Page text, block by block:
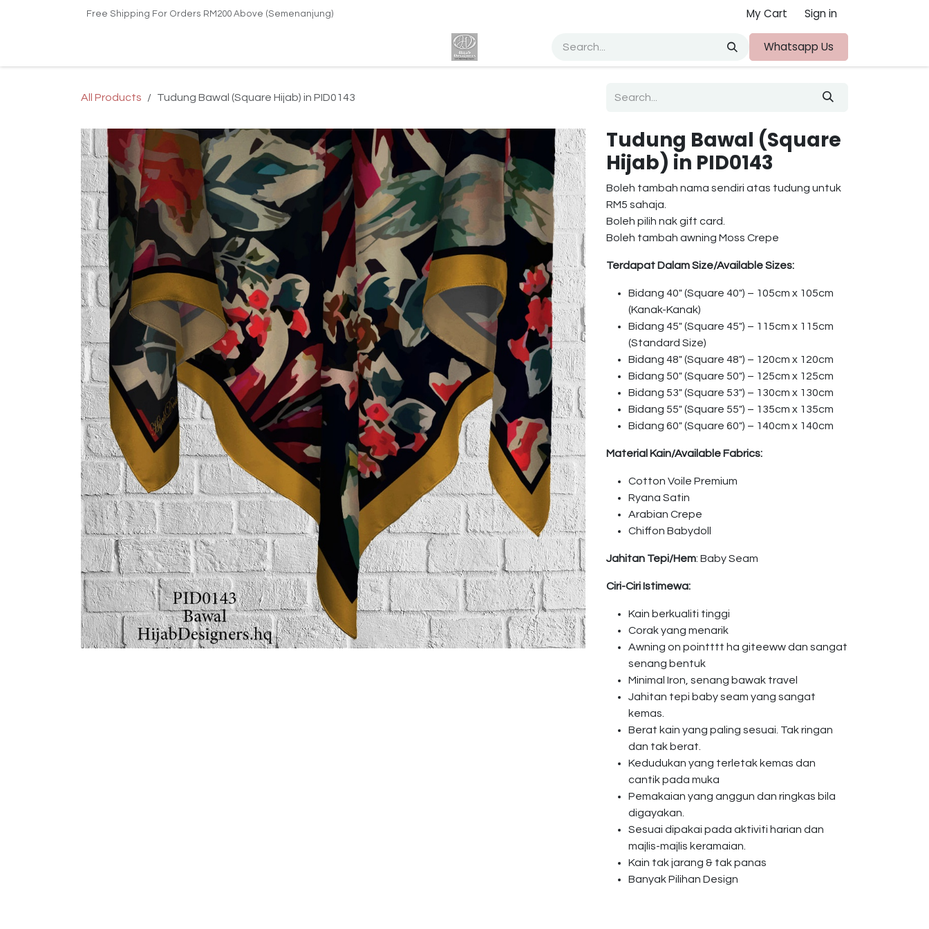
Free Shipping For Orders RM200 Above (Semenanjung) My Cart Sign in
Percuma Website Blog About Us Whatsapp Us
All Products Tudung Bawal (Square Hijab) in PID0143
Tudung Bawal (Square
Hijab) in PID0143
Boleh tambah nama sendiri atas tudung untuk
RM5 sahaja.
Boleh pilih nak gift card.
Boleh tambah awning Moss Crepe
Terdapat Dalam Size/Available Sizes:
Bidang 40″ (Square 40″) – 105cm x 105cm
(Kanak-Kanak)
Bidang 45″ (Square 45″) – 115cm x 115cm
(Standard Size)
Bidang 48″ (Square 48″) – 120cm x 120cm
Bidang 50″ (Square 50″) – 125cm x 125cm
Bidang 53″ (Square 53″) – 130cm x 130cm
Bidang 55″ (Square 55″) – 135cm x 135cm
Bidang 60″ (Square 60″) – 140cm x 140cm
Material Kain/Available Fabrics:
Cotton Voile Premium
Ryana Satin
Arabian Crepe
Chiffon Babydoll
Jahitan Tepi/Hem: Baby Seam
Ciri-Ciri Istimewa:
Kain berkualiti tinggi
Corak yang menarik
Awning on pointttt ha giteeww dan sangat
senang bentuk
Minimal Iron, senang bawak travel
Jahitan tepi baby seam yang sangat
kemas.
Berat kain yang paling sesuai. Tak ringan
dan tak berat.
Kedudukan yang terletak kemas dan
cantik pada muka
Pemakaian yang anggun dan ringkas bila
digayakan.
Sesuai dipakai pada aktiviti harian dan
majlis-majlis keramaian.
Kain tak jarang & tak panas
Banyak Pilihan Design